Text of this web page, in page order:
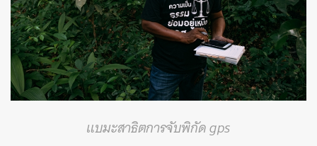
แบมะสาธิตการจับพิกัด gps